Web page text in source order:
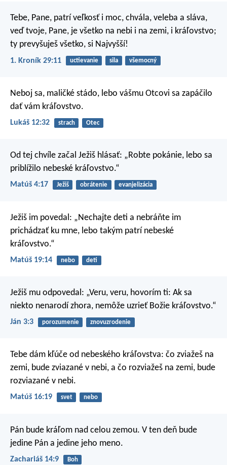
Tebe, Pane, patrí veľkosť i moc, chvála, veleba a sláva,
veď tvoje, Pane, je všetko na nebi i na zemi, i kráľovstvo;
ty prevyšuješ všetko, si Najvyšší!
1. Kroník 29:11 uctievanie sila všemocný
Neboj sa, maličké stádo, lebo vášmu Otcovi sa zapáčilo
dať vám kráľovstvo.
Lukáš 12:32 strach Otec
Od tej chvíle začal Ježiš hlásať: „Robte pokánie, lebo sa
priblížilo nebeské kráľovstvo.“
Matúš 4:17 Ježiš obrátenie evanjelizácia
Ježiš im povedal: „Nechajte deti a nebráňte im
prichádzať ku mne, lebo takým patrí nebeské
kráľovstvo.“
Matúš 19:14 nebo deti
Ježiš mu odpovedal: „Veru, veru, hovorím ti: Ak sa
niekto nenarodí zhora, nemôže uzrieť Božie kráľovstvo.“
Ján 3:3 porozumenie znovuzrodenie
Tebe dám kľúče od nebeského kráľovstva: čo zviažeš na
zemi, bude zviazané v nebi, a čo rozviažeš na zemi, bude
rozviazané v nebi.
Matúš 16:19 svet nebo
Pán bude kráľom nad celou zemou. V ten deň bude
jedine Pán a jedine jeho meno.
Zachariáš 14:9 Boh